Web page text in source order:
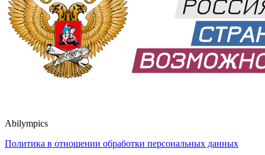
Abilympics
Политика в отношении обработки персональных данных